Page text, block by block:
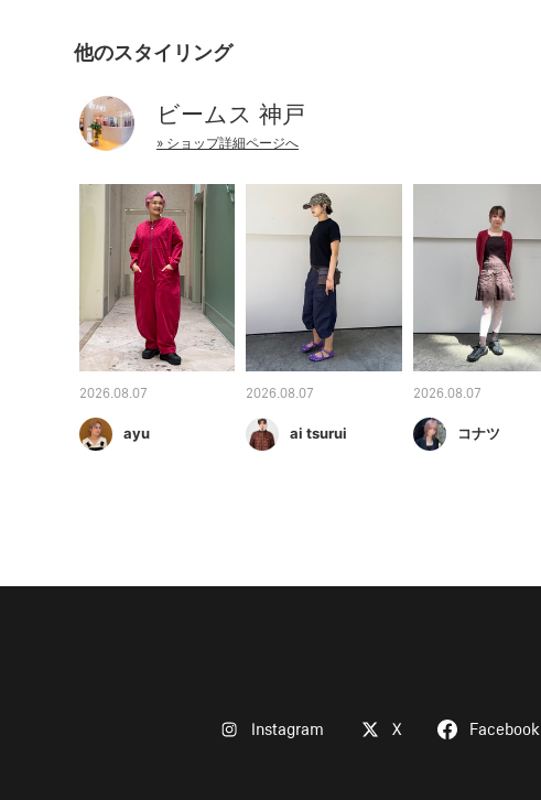
他のスタイリング
ビームス 神戸
» ショップ詳細ページへ
2026.08.07
ayu
2026.08.07
ai tsurui
2026.08.07
コナツ
Instagram X Facebook